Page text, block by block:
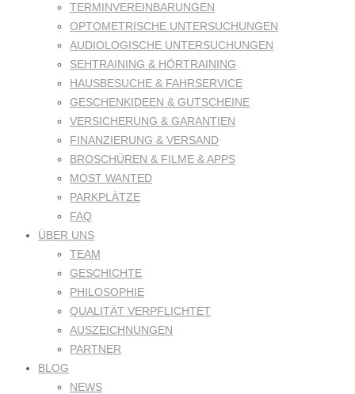
TERMINVEREINBARUNGEN
OPTOMETRISCHE UNTERSUCHUNGEN
AUDIOLOGISCHE UNTERSUCHUNGEN
SEHTRAINING & HÖRTRAINING
HAUSBESUCHE & FAHRSERVICE
GESCHENKIDEEN & GUTSCHEINE
VERSICHERUNG & GARANTIEN
FINANZIERUNG & VERSAND
BROSCHÜREN & FILME & APPS
MOST WANTED
PARKPLÄTZE
FAQ
ÜBER UNS
TEAM
GESCHICHTE
PHILOSOPHIE
QUALITÄT VERPFLICHTET
AUSZEICHNUNGEN
PARTNER
BLOG
NEWS